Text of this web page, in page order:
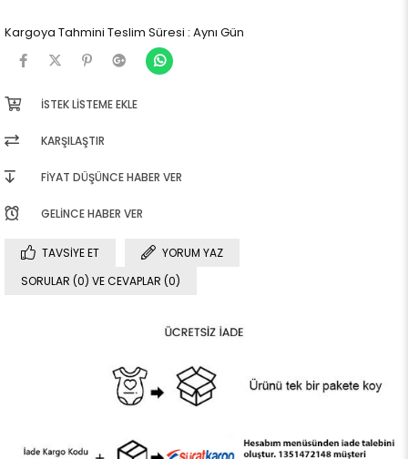
Kargoya Tahmini Teslim Süresi : Aynı Gün
İSTEK LISTEME EKLE
KARŞILAŞTIR
FIYAT DÜŞÜNCE HABER VER
GELINCE HABER VER
TAVSIYE ET
YORUM YAZ
SORULAR (0) VE CEVAPLAR (0)